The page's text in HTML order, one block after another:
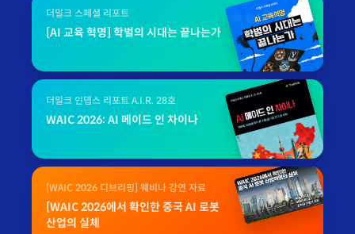
더밀크 스페셜 리포트
[AI 교육 혁명] 학벌의 시대는 끝나는가
더밀크 인뎁스 리포트 A.I.R. 28호
WAIC 2026: AI 메이드 인 차이나
[WAIC 2026 디브리핑] 웨비나 강연 자료
[WAIC 2026에서 확인한 중국 AI 로봇
산업의 실체